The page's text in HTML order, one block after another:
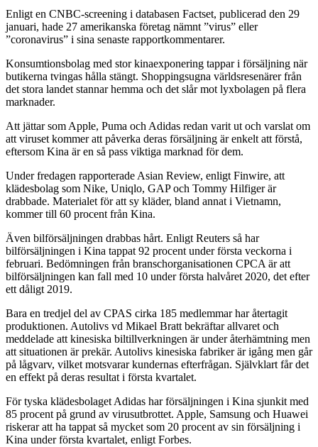
Enligt en CNBC-screening i databasen Factset, publicerad den 29
januari, hade 27 amerikanska företag nämnt ”virus” eller
”coronavirus” i sina senaste rapportkommentarer.
Konsumtionsbolag med stor kinaexponering tappar i försäljning när
butikerna tvingas hålla stängt. Shoppingsugna världsresenärer från
det stora landet stannar hemma och det slår mot lyxbolagen på flera
marknader.
Att jättar som Apple, Puma och Adidas redan varit ut och varslat om
att viruset kommer att påverka deras försäljning är enkelt att förstå,
eftersom Kina är en så pass viktiga marknad för dem.
Under fredagen rapporterade Asian Review, enligt Finwire, att
klädesbolag som Nike, Uniqlo, GAP och Tommy Hilfiger är
drabbade. Materialet för att sy kläder, bland annat i Vietnamn,
kommer till 60 procent från Kina.
Även bilförsäljningen drabbas hårt. Enligt Reuters så har
bilförsäljningen i Kina tappat 92 procent under första veckorna i
februari. Bedömningen från branschorganisationen CPCA är att
bilförsäljningen kan fall med 10 under första halvåret 2020, det efter
ett dåligt 2019.
Bara en tredjel del av CPAS cirka 185 medlemmar har återtagit
produktionen. Autolivs vd Mikael Bratt bekräftar allvaret och
meddelade att kinesiska biltillverkningen är under återhämtning men
att situationen är prekär. Autolivs kinesiska fabriker är igång men går
på lågvarv, vilket motsvarar kundernas efterfrågan. Självklart får det
en effekt på deras resultat i första kvartalet.
För tyska klädesbolaget Adidas har försäljningen i Kina sjunkit med
85 procent på grund av virusutbrottet. Apple, Samsung och Huawei
riskerar att ha tappat så mycket som 20 procent av sin försäljning i
Kina under första kvartalet, enligt Forbes.